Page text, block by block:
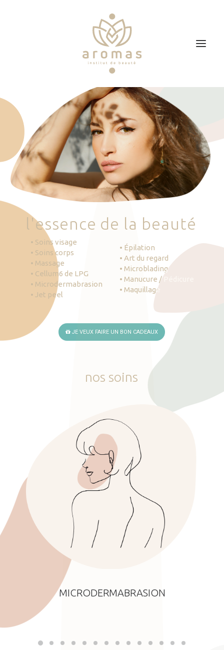
Soins
Je veux faire un bon cadeau
Plan d’accès
Prendre RDV
'essence de la beauté
• Soins visage
• Soins corps
• Massage
• Cellum6 de LPG
• Microdermabrasion
• Jet peel
• Épilation
• Art du regard
• Microblading
• Manucure / Pédicure
• Maquillage
JE VEUX FAIRE UN BON CADEAUX
nos soins
MICRODERMABRASION